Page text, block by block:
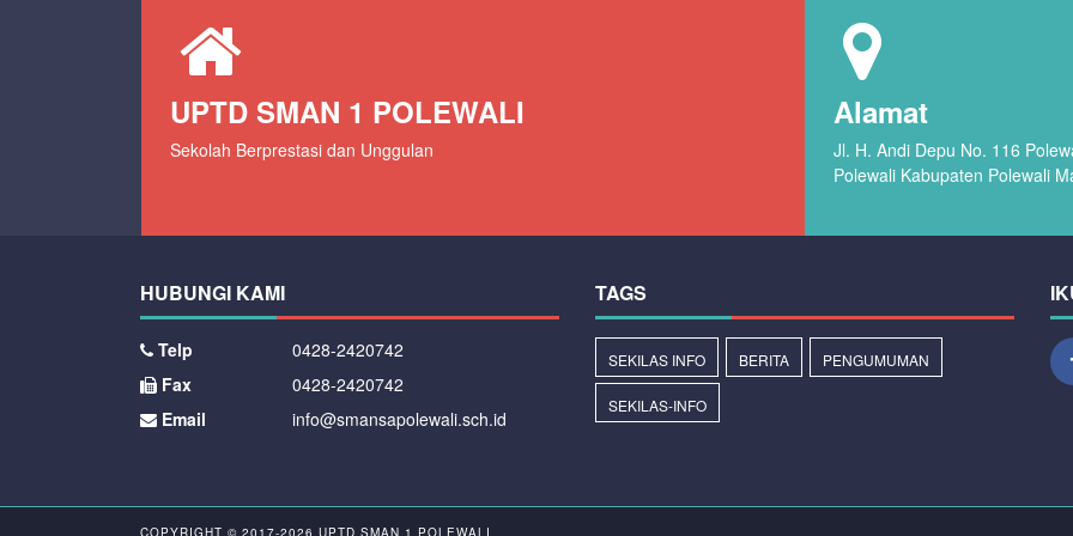
UPTD SMAN 1 POLEWALI
Sekolah Berprestasi dan Unggulan
Alamat
Jl. H. Andi Depu No. 116
Polewali Kabupaten Polewali
HUBUNGI KAMI
Telp
0428-2420742
Fax
0428-2420742
Email
info@smansapolewali.sch.id
TAGS
SEKILAS INFO BERITA PENGUMUMAN
SEKILAS-INFO
COPYRIGHT © 2017-2026 UPTD SMAN 1 POLEWALI